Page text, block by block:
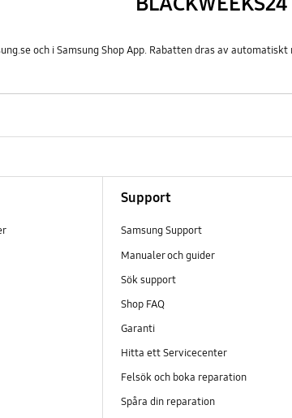
och i Samsung Shop App. Rabatten dras av
Support
Samsung Support
Manualer och guider
Sök support
Shop FAQ
Garanti
Hitta ett Servicecenter
Felsök och boka reparation
Spåra din reparation